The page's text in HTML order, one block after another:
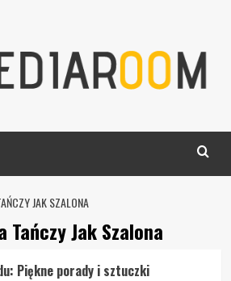
JAK SZALONA
Tańczy Jak Szalona
Piękne porady i sztuczki